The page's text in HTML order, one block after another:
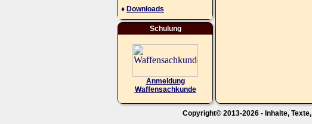
♦ Downloads
Schulung
Anmeldung
Waffensachkunde
Copyright© 2013-2026 - Inhalte,